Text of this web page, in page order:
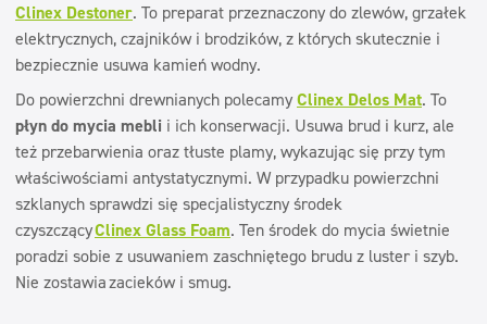
Clinex Destoner. To preparat przeznaczony do zlewów, grzałek
elektrycznych, czajników i brodzików, z których skutecznie i
bezpiecznie usuwa kamień wodny.
Do powierzchni drewnianych polecamyClinex Delos Mat. To
płyn do mycia mebli i ich konserwacji. Usuwa brud i kurz, ale
też przebarwienia oraz tłuste plamy, wykazując się przy tym
właściwościami antystatycznymi. W przypadku powierzchni
szklanych sprawdzi się specjalistyczny środek
czyszczącyClinex Glass Foam. Ten środek do mycia świetnie
poradzi sobie z usuwaniem zaschniętego brudu z luster i szyb.
Nie zostawia zacieków i smug.